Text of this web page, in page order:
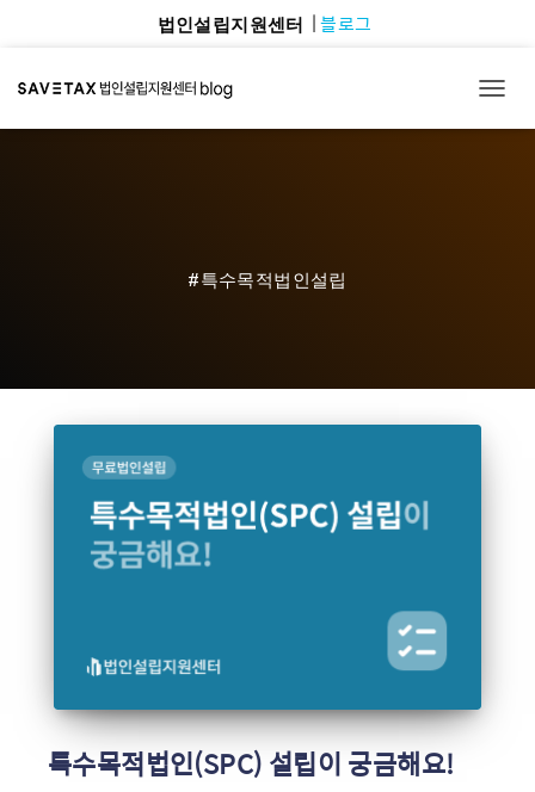
법인설립지원센터 블로그
#특수목적법인설립
특수목적법인(SPC) 설립이 궁금해요!